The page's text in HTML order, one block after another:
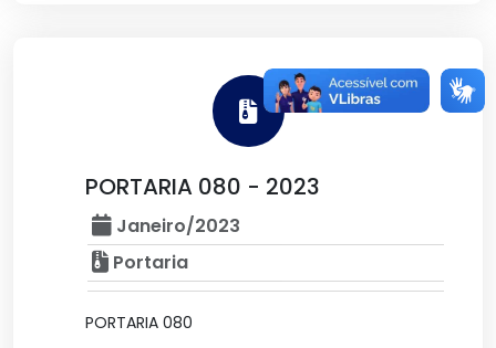
PORTARIA 080 - 2023
Janeiro/2023
Portaria
PORTARIA 080